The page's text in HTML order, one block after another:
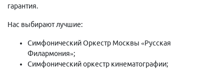
гарантия.
Нас выбирают лучшие:
Симфонический Оркестр Москвы «Русская
Филармония»;
Симфонический оркестр кинематографии;